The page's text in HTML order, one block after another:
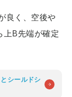
良く、空後や
上B先端が確定
シールドシ